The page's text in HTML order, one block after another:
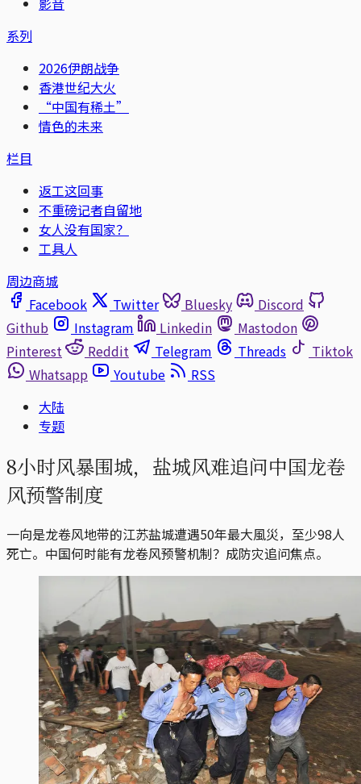
系列
2026伊朗战争
香港世纪大火
“中国有稀土”
情色的未来
栏目
返工这回事
不重磅记者自留地
女人没有国家？
工具人
周边商城
Facebook
Twitter Bluesky
Discord
Github
Instagram Linkedin
Mastodon
Pinterest
Reddit Telegram Threads
Tiktok
Whatsapp
Youtube
RSS
大陆
专题
8小时风暴围城，盐城风难追问中国龙卷
风预警制度
一向是龙卷风地带的江苏盐城遭遇50年最大風災，至少98人
死亡。中国何时能有龙卷风预警机制？成防灾追问焦点。